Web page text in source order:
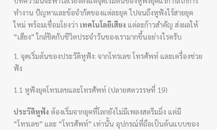
ทำงาน ปัญหาและข้อจำกัดของแต่ละยุค ไปจนถึงหูฟังไร้สายยุค
ใหม่ พร้อมเชื่อมโยงว่า เทคโนโลยีเสียง แต่ละก้าวสำคัญ ส่งผลให้
“เสียง” ใกล้ชิดกับชีวิตประจำวันของเรามากขึ้นอย่างไรครับ
1. จุดเริ่มต้นของประวัติหูฟัง: จากโทรเลข โทรศัพท์ และเครื่องช่วย
ฟัง
1.1 หูฟังยุคโทรเลขและโทรศัพท์ (ปลายศตวรรษที่ 19)
ประวัติหูฟัง ต้องเริ่มจากยุคที่โลกยังไม่มีเพลงสตรีมมิ่ง แต่มี
“โทรเลข” และ “โทรศัพท์” เท่านั้น อุปกรณ์ที่ถือเป็นต้นแบบของ